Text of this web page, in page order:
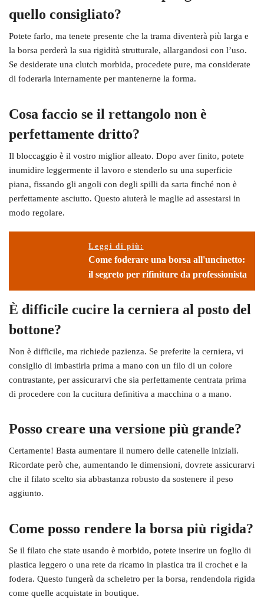
quello consigliato?
Potete farlo, ma tenete presente che la trama diventerà più larga e
la borsa perderà la sua rigidità strutturale, allargandosi con l’uso.
Se desiderate una clutch morbida, procedete pure, ma considerate
di foderarla internamente per mantenerne la forma.
Cosa faccio se il rettangolo non è
perfettamente dritto?
Il bloccaggio è il vostro miglior alleato. Dopo aver finito, potete
inumidire leggermente il lavoro e stenderlo su una superficie
piana, fissando gli angoli con degli spilli da sarta finché non è
perfettamente asciutto. Questo aiuterà le maglie ad assestarsi in
modo regolare.
Leggi di più:
Come foderare una borsa all'uncinetto:
il segreto per rifiniture da professionista
È difficile cucire la cerniera al posto del
bottone?
Non è difficile, ma richiede pazienza. Se preferite la cerniera, vi
consiglio di imbastirla prima a mano con un filo di un colore
contrastante, per assicurarvi che sia perfettamente centrata prima
di procedere con la cucitura definitiva a macchina o a mano.
Posso creare una versione più grande?
Certamente! Basta aumentare il numero delle catenelle iniziali.
Ricordate però che, aumentando le dimensioni, dovrete assicurarvi
che il filato scelto sia abbastanza robusto da sostenere il peso
aggiunto.
Come posso rendere la borsa più rigida?
Se il filato che state usando è morbido, potete inserire un foglio di
plastica leggero o una rete da ricamo in plastica tra il crochet e la
fodera. Questo fungerà da scheletro per la borsa, rendendola rigida
come quelle acquistate in boutique.